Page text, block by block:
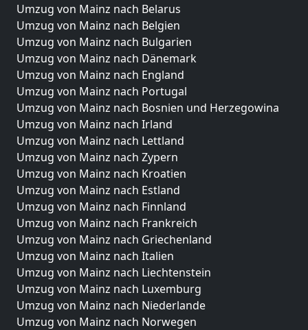
Umzug von Mainz nach Belarus
Umzug von Mainz nach Belgien
Umzug von Mainz nach Bulgarien
Umzug von Mainz nach Dänemark
Umzug von Mainz nach England
Umzug von Mainz nach Portugal
Umzug von Mainz nach Bosnien und Herzegowina
Umzug von Mainz nach Irland
Umzug von Mainz nach Lettland
Umzug von Mainz nach Zypern
Umzug von Mainz nach Kroatien
Umzug von Mainz nach Estland
Umzug von Mainz nach Finnland
Umzug von Mainz nach Frankreich
Umzug von Mainz nach Griechenland
Umzug von Mainz nach Italien
Umzug von Mainz nach Liechtenstein
Umzug von Mainz nach Luxemburg
Umzug von Mainz nach Niederlande
Umzug von Mainz nach Norwegen